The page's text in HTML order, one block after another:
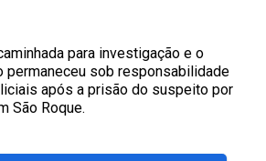
para investigação e o
permaneceu sob responsabilidade
após a prisão do suspeito por
São Roque.